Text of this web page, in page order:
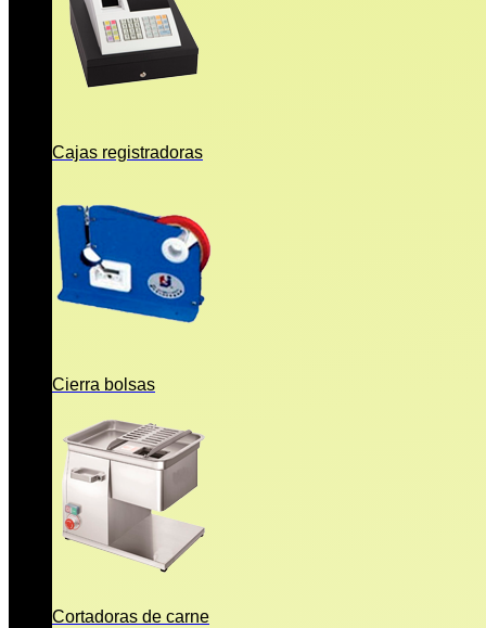
Cajas registradoras
Cierra bolsas
Cortadoras de carne